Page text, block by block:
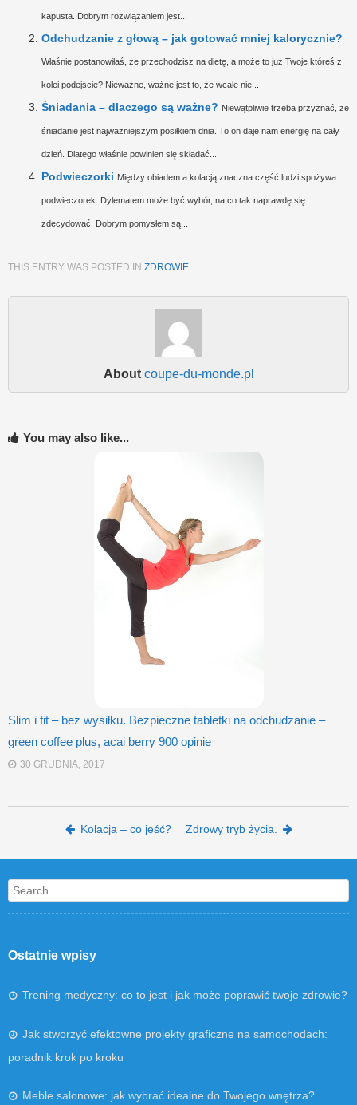
kapusta. Dobrym rozwiązaniem jest...
Odchudzanie z głową – jak gotować mniej kalorycznie?
Właśnie postanowiłaś, że przechodzisz na dietę, a może to już Twoje któreś z
kolei podejście? Nieważne, ważne jest to, że wcale nie...
Śniadania – dlaczego są ważne? Niewątpliwie trzeba przyznać, że
śniadanie jest najważniejszym posiłkiem dnia. To on daje nam energię na cały
dzień. Dlatego właśnie powinien się składać...
Podwieczorki Między obiadem a kolacją znaczna część ludzi spożywa
podwieczorek. Dylematem może być wybór, na co tak naprawdę się
zdecydować. Dobrym pomysłem są...
THIS ENTRY WAS POSTED IN ZDROWIE.
About coupe-du-monde.pl
You may also like...
Slim i fit – bez wysiłku. Bezpieczne tabletki na odchudzanie –
green coffee plus, acai berry 900 opinie
30 GRUDNIA, 2017
Post navigation
Kolacja – co jeść? Zdrowy tryb życia.
Search
Ostatnie wpisy
Trening medyczny: co to jest i jak może poprawić twoje zdrowie?
Jak stworzyć efektowne projekty graficzne na samochodach:
poradnik krok po kroku
Meble salonowe: jak wybrać idealne do Twojego wnętrza?